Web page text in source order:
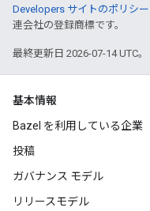
Developers サイトのポリシー
連会社の登録商標です。
最終更新日 2026-07-14 UTC。
基本情報
Bazel を利用している企業
投稿
ガバナンス モデル
リリースモデル